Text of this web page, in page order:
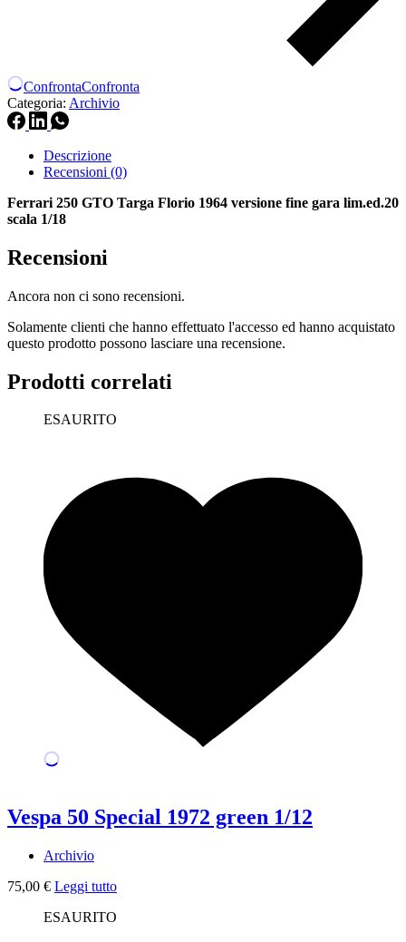
ConfrontaConfronta
Categoria: Archivio
Descrizione
Recensioni (0)
Ferrari 250 GTO Targa Florio 1964 versione fine gara lim.ed.20
scala 1/18
Recensioni
Ancora non ci sono recensioni.
Solamente clienti che hanno effettuato l'accesso ed hanno acquistato
questo prodotto possono lasciare una recensione.
Prodotti correlati
ESAURITO
Vespa 50 Special 1972 green 1/12
Archivio
75,00 € Leggi tutto
ESAURITO